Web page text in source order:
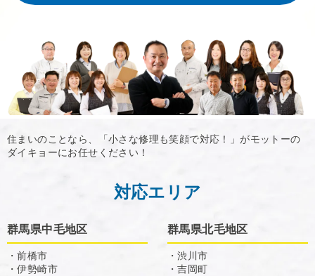
住まいのことなら、「小さな修理も笑顔で対応！」がモットーの
ダイキョーにお任せください！
対応エリア
群馬県中毛地区
・前橋市
・伊勢崎市
群馬県北毛地区
・渋川市
・吉岡町